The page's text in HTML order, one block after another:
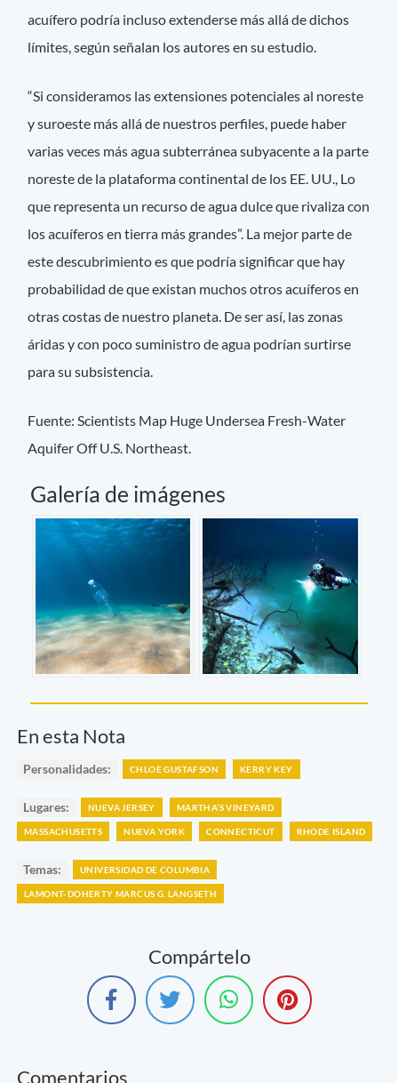
acuífero podría incluso extenderse más allá de dichos
límites, según señalan los autores en su estudio.
“Si consideramos las extensiones potenciales al noreste
y suroeste más allá de nuestros perfiles, puede haber
varias veces más agua subterránea subyacente a la parte
noreste de la plataforma continental de los EE. UU., Lo
que representa un recurso de agua dulce que rivaliza con
los acuíferos en tierra más grandes”. La mejor parte de
este descubrimiento es que podría significar que hay
probabilidad de que existan muchos otros acuíferos en
otras costas de nuestro planeta. De ser así, las zonas
áridas y con poco suministro de agua podrían surtirse
para su subsistencia.
Fuente: Scientists Map Huge Undersea Fresh-Water
Aquifer Off U.S. Northeast.
Galería de imágenes
En esta Nota
Personalidades: CHLOE GUSTAFSON KERRY KEY
Lugares: NUEVA JERSEY MARTHA’S VINEYARD
MASSACHUSETTS NUEVA YORK CONNECTICUT RHODE ISLAND
Temas: UNIVERSIDAD DE COLUMBIA
LAMONT-DOHERTY MARCUS G. LANGSETH
Compártelo
Comentarios